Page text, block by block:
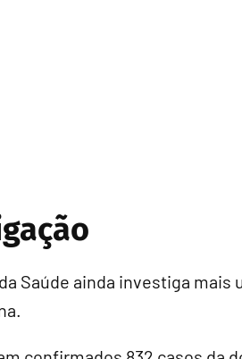
Saúde ainda investiga